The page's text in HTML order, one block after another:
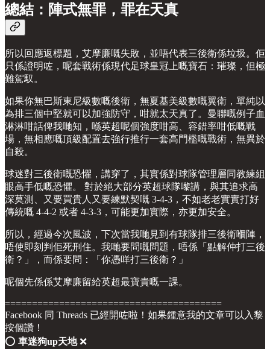
總結：陣式無罪，罪在天真
所以回應返標題，艾摩廉嘅失敗，並唔代表三後衛係垃圾。佢
只係證明咗，呢套戰術係現代足球皇冠上嘅寶石：璀璨，但極
難駕馭。
如果你無巴斯東尼級數嘅後衛，無夏基美級數嘅翼衛，單純以
為排三個中堅就可以加強防守，咁就太天真了。曼聯嘅例子血
淋淋咁話俾我哋知，喺英超呢個強度咁高、容錯率咁低嘅戰
場，無相應嘅頂級配置去強行推行一套高門檻嘅戰術，無異於
自殺。
球迷對三後衛嘅恐懼，講穿了，其實係對球隊管理層同教練組
眼高手低嘅恐懼。 對於絕大部分英超球隊嚟講，與其追求高
深莫測、又要買貴人又要練默契嘅 3-4-3，不如老老實實打好
傳統嘅 4-4-2 或者 4-3-3，可能更加實際，亦更加安全。
所以，經過今次風波，下次當我哋見到有球隊排三後衛嗰陣，
唔使即刻判佢死刑住。我哋要問嘅問題，唔係「點解仲打三後
衛？」，而係要問：「你憑咩打三後衛？」
呢個先係係艾摩廉留給英超最寶貴嘅一課。
========================================
Facebook 同 Threads 已經開咗啦！如果鍾意我的文章可以入黎
按個讚！
⭕️ 車迷狗up天地❌